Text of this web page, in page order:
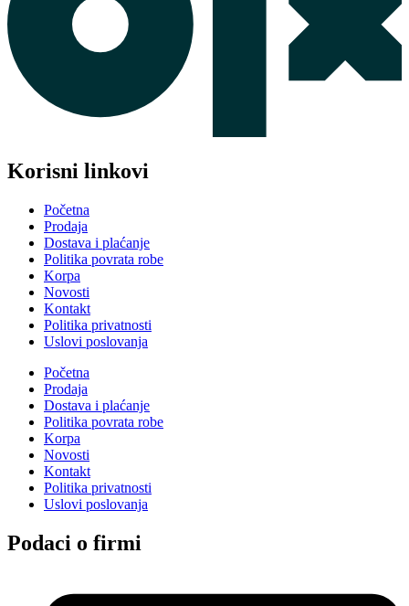
Korisni linkovi
Početna
Prodaja
Dostava i plaćanje
Politika povrata robe
Korpa
Novosti
Kontakt
Politika privatnosti
Uslovi poslovanja
Početna
Prodaja
Dostava i plaćanje
Politika povrata robe
Korpa
Novosti
Kontakt
Politika privatnosti
Uslovi poslovanja
Podaci o firmi